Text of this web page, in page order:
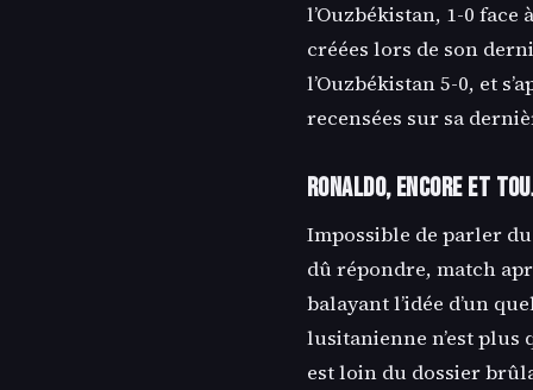
l’Ouzbékistan, 1-0
créées lors de son
l’Ouzbékistan 5-0, et
recensées sur sa
Ronaldo, encore et
Impossible de parler
dû répondre, match
balayant l’idée d’un
lusitanienne n’est plus
est loin du dossier